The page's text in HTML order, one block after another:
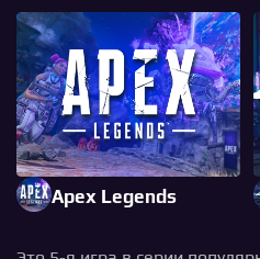
Apex Legends